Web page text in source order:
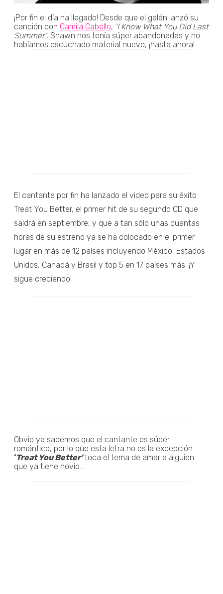
¡Por fin el día ha llegado! Desde que el galán lanzó su
canción con Camila Cabello, ‘I Know What You Did Last
Summer’, Shawn nos tenía súper abandonadas y no
habíamos escuchado material nuevo, ¡hasta ahora!
El cantante por fin ha lanzado el video para su éxito
Treat You Better, el primer hit de su segundo CD que
saldrá en septiembre, y que a tan sólo unas cuantas
horas de su estreno ya se ha colocado en el primer
lugar en más de 12 países incluyendo México, Estados
Unidos, Canadá y Brasil y top 5 en 17 países más. ¡Y
sigue creciendo!
Obvio ya sabemos que el cantante es súper
romántico, por lo que esta letra no es la excepción.
‘Treat You Better’toca el tema de amar a alguien
que ya tiene novio...